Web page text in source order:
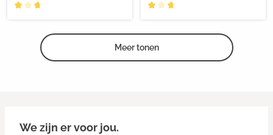
Meer tonen
We zijn er voor jou.